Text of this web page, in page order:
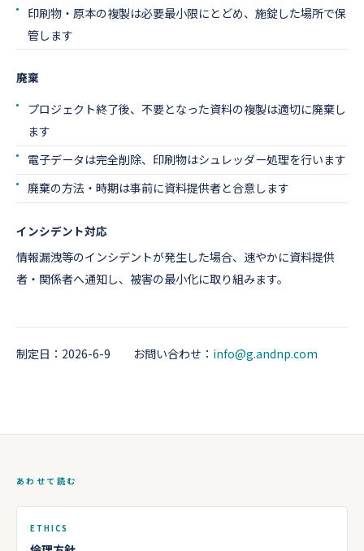
印刷物・原本の複製は必要最小限にとどめ、施錠した場所で保
管します
廃棄
プロジェクト終了後、不要となった資料の複製は適切に廃棄し
ます
電子データは完全削除、印刷物はシュレッダー処理を行います
廃棄の方法・時期は事前に資料提供者と合意します
インシデント対応
情報漏洩等のインシデントが発生した場合、速やかに資料提供
者・関係者へ通知し、被害の最小化に取り組みます。
制定日：2026-6-9 お問い合わせ： info@g.andnp.com
あわせて読む
ETHICS